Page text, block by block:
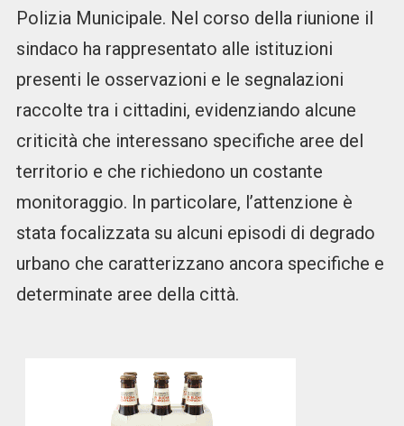
Polizia Municipale. Nel corso della riunione il
sindaco ha rappresentato alle istituzioni
presenti le osservazioni e le segnalazioni
raccolte tra i cittadini, evidenziando alcune
criticità che interessano specifiche aree del
territorio e che richiedono un costante
monitoraggio. In particolare, l’attenzione è
stata focalizzata su alcuni episodi di degrado
urbano che caratterizzano ancora specifiche e
determinate aree della città.